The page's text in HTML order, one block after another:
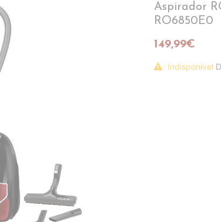
Aspirador
RO6850E0
149,99€
Indisponível